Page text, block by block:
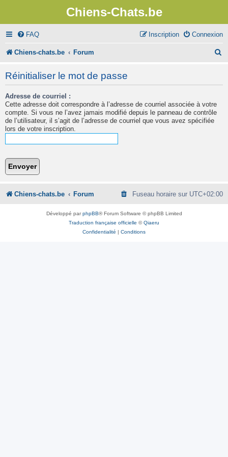
Chiens-Chats.be
FAQ Connexion
Inscription
Chiens-chats.be Forum
Réinitialiser le mot de passe
Adresse de courriel :
Cette adresse doit correspondre à l’adresse de courriel associée à votre
compte. Si vous ne l’avez jamais modifié depuis le panneau de contrôle
de l’utilisateur, il s’agit de l’adresse de courriel que vous avez spécifiée
lors de votre inscription.
Chiens-chats.be Forum Fuseau horaire sur UTC+02:00
Développé parphpBB® Forum Software © phpBB Limited
Traduction française officielle ©Qiaeru
Confidentialité | Conditions